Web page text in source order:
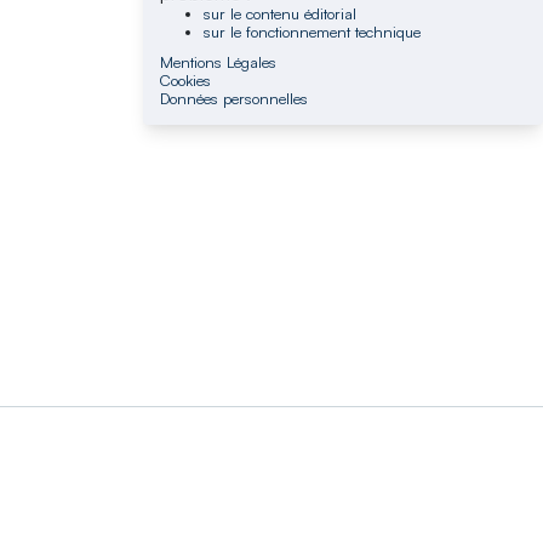
sur le contenu éditorial
sur le fonctionnement technique
Mentions Légales
Cookies
Données personnelles